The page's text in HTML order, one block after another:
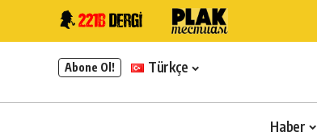
Abone Ol! Türkçe
Haber